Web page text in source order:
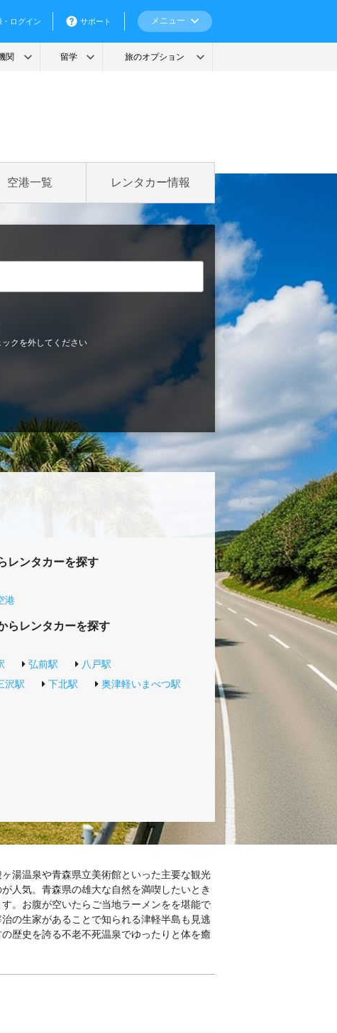
空港一覧 レンタカー情報
クを外してください
レンタカーを探す
港
らレンタカーを探す
弘前駅
八戸駅
沢駅 下北駅 奥津軽いまべつ駅
湯温泉や青森県立美術館といった主要な観光
人気。青森県の雄大な自然を満喫したいとき
。お腹が空いたらご当地ラーメンをを堪能で
の生家があることで知られる津軽半島も見逃
歴史を誇る不老不死温泉でゆったりと体を癒